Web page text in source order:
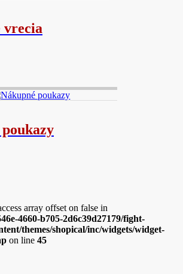
vrecia
array offset on false in
4660-b705-2d6c39d27179/fight-
themes/shopical/inc/widgets/widget-
on line 45